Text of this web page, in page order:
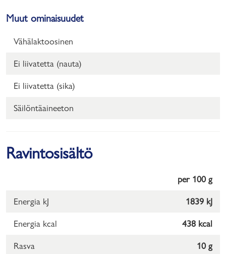
Muut ominaisuudet
Vähälaktoosinen
Ei liivatetta (nauta)
Ei liivatetta (sika)
Säilöntäaineeton
Ravintosisältö
per 100 g
Energia kJ 1839 kJ
Energia kcal 438 kcal
Rasva 10 g